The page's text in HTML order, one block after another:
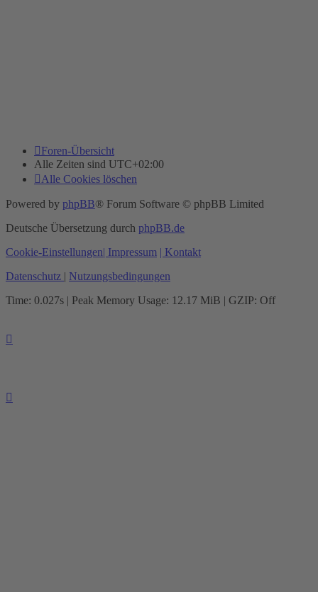
Foren-Übersicht
Alle Zeiten sind UTC+02:00
Alle Cookies löschen
Powered by phpBB® Forum Software © phpBB Limited
Deutsche Übersetzung durch phpBB.de
Cookie-Einstellungen | Impressum
| Kontakt
Datenschutz
Nutzungsbedingungen
Time: 0.027s | Peak Memory Usage: 12.17 MiB | GZIP: Off